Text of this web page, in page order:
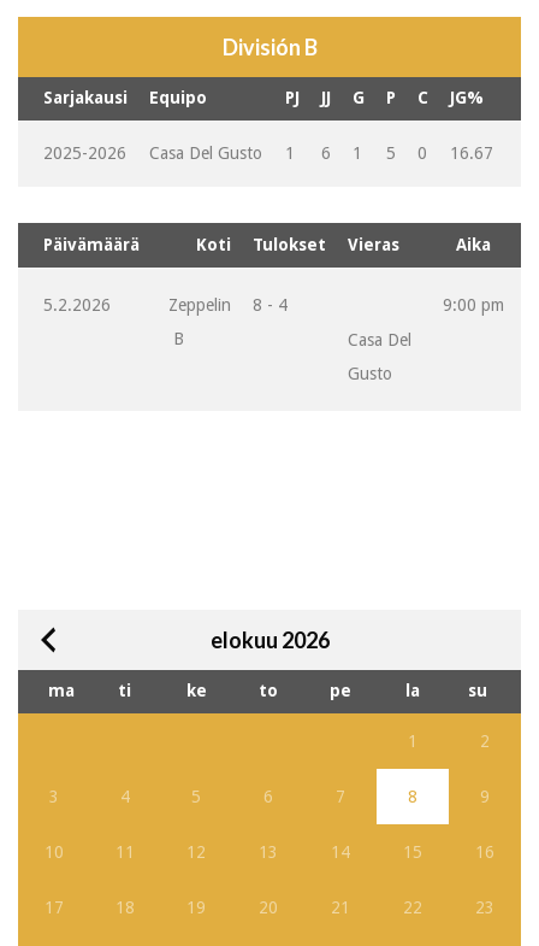
División B
Sarjakausi Equipo PJ JJ G P C JG%
2025-2026 Casa Del Gusto 1 6 1 5 0 16.67
Päivämäärä Koti Tulokset Vieras Aika
5.2.2026
Zeppelin
B
8 - 4
Casa Del
Gusto
9:00 pm
elokuu 2026
ma ti ke to pe la su
1 2
3 4 5 6 7 8 9
10 11 12 13 14 15 16
17 18 19 20 21 22 23